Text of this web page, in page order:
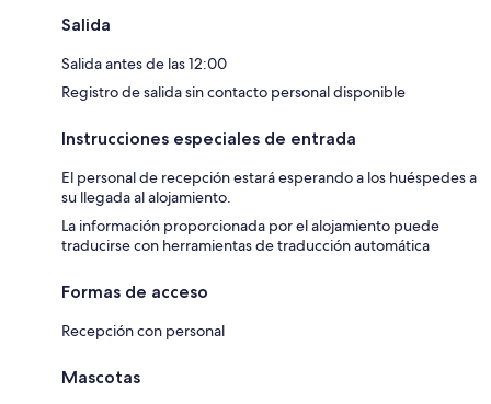
Salida
Salida antes de las 12:00
Registro de salida sin contacto personal disponible
Instrucciones especiales de entrada
El personal de recepción estará esperando a los huéspedes a
su llegada al alojamiento.
La información proporcionada por el alojamiento puede
traducirse con herramientas de traducción automática
Formas de acceso
Recepción con personal
Mascotas